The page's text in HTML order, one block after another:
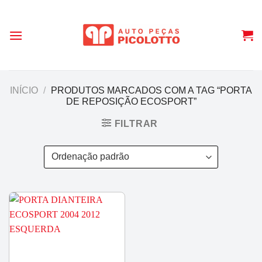
content
INÍCIO /
PRODUTOS MARCADOS COM A TAG “PORTA
DE REPOSIÇÃO ECOSPORT”
FILTRAR